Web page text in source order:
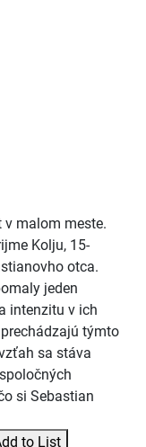
v malom meste.
Kolju, 15-
otca.
jeden
intenzitu v ich
týmto
sa stáva
si Sebastian
to List